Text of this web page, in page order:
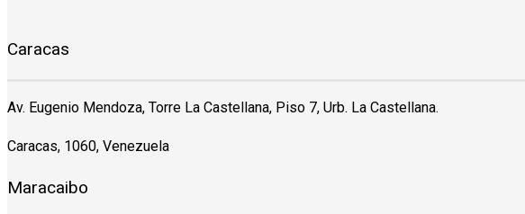
Caracas
Av. Eugenio Mendoza, Torre La Castellana, Piso 7, Urb. La Castellana.
Caracas, 1060, Venezuela
Maracaibo